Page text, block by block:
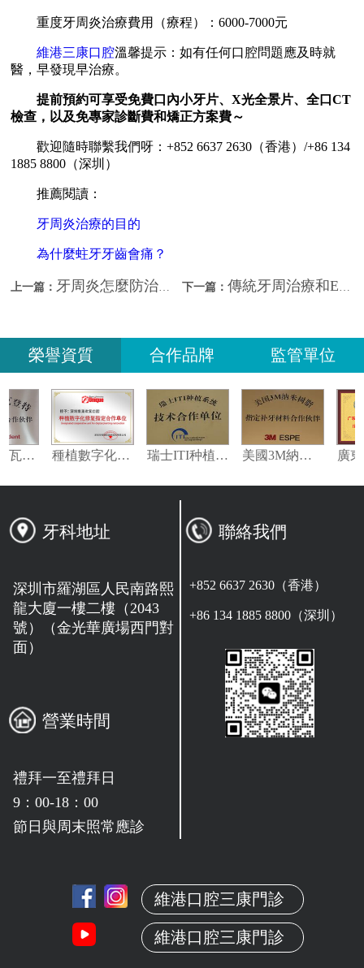
重度牙周炎治療費用（療程）：6000-7000元
維港三康口腔溫馨提示：如有任何口腔問題應及時就
醫，早發現早治療。
提前預約可享受免費口內小牙片、X光全景片、全口CT
檢查，以及免專家診斷費和矯正方案費～
歡迎隨時聯繫我們呀：+852 6637 2630（香港）/+86 134
1885 8800（深圳）
推薦閱讀：
牙周炎治療的目的
為什麼蛀牙牙齒會痛？
上一篇： 牙周炎怎麼防治？深圳牙周治療幾錢？ 下一篇： 傳統牙周治療和EMS牙周治療有什麼區別？深圳牙周治療邊間好？
榮譽資質 合作品牌 監管單位
牙科地址
深圳市羅湖區人民南路熙
龍大廈一樓二樓（2043
號）（金光華廣場西門對
面）
營業時間
禮拜一至禮拜日
9：00-18：00
節日與周末照常應診
維港口腔三康門診
維港口腔三康門診
聯絡我們
+852 6637 2630（香港）
+86 134 1885 8800（深圳）